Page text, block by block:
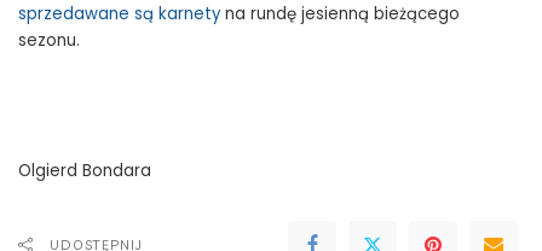
sprzedawane są karnetyna rundę jesienną bieżącego
sezonu.
Olgierd Bondara
UDOSTĘPNIJ